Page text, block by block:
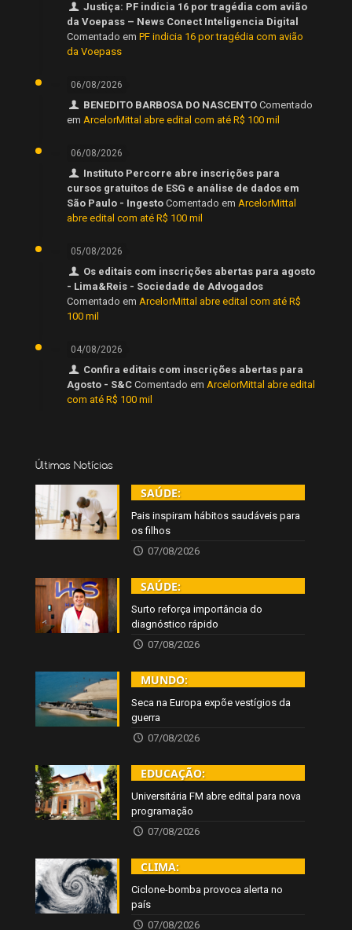
Justiça: PF indicia 16 por tragédia com avião
da Voepass – News Conect Inteligencia Digital
Comentado em PF indicia 16 por tragédia com avião
da Voepass
06/08/2026
BENEDITO BARBOSA DO NASCENTO Comentado
em ArcelorMittal abre edital com até R$ 100 mil
06/08/2026
Instituto Percorre abre inscrições para
cursos gratuitos de ESG e análise de dados em
São Paulo - Ingesto Comentado em ArcelorMittal
abre edital com até R$ 100 mil
05/08/2026
Os editais com inscrições abertas para agosto
- Lima&Reis - Sociedade de Advogados
Comentado em ArcelorMittal abre edital com até R$
100 mil
04/08/2026
Confira editais com inscrições abertas para
Agosto - S&C Comentado em ArcelorMittal abre edital
com até R$ 100 mil
Últimas Notícias
SAÚDE:
Pais inspiram hábitos saudáveis para
os filhos
07/08/2026
SAÚDE:
Surto reforça importância do
diagnóstico rápido
07/08/2026
MUNDO:
Seca na Europa expõe vestígios da
guerra
07/08/2026
EDUCAÇÃO:
Universitária FM abre edital para nova
programação
07/08/2026
CLIMA:
Ciclone-bomba provoca alerta no
país
07/08/2026